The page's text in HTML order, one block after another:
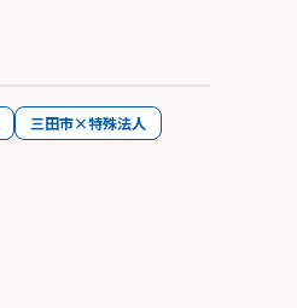
三田市×特殊法人